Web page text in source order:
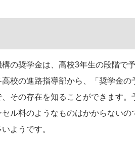
の奨学金は、高校3年生の段階で
校の進路指導部から、「奨学金の
その存在を知ることができます。
ル料のようなものはかからないの
ようです。